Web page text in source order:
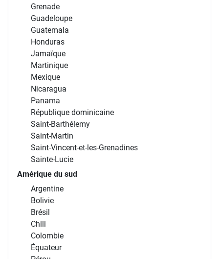
Grenade
Guadeloupe
Guatemala
Honduras
Jamaïque
Martinique
Mexique
Nicaragua
Panama
République dominicaine
Saint-Barthélemy
Saint-Martin
Saint-Vincent-et-les-Grenadines
Sainte-Lucie
Amérique du sud
Argentine
Bolivie
Brésil
Chili
Colombie
Équateur